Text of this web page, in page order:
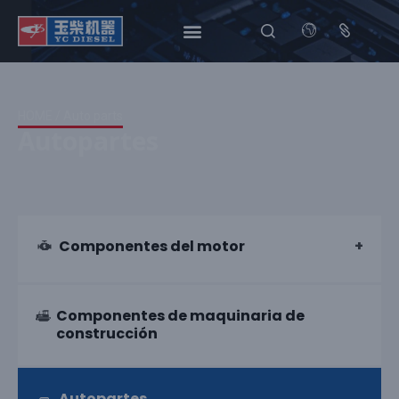
Componentes del motor
Componentes de maquinaria de
construcción